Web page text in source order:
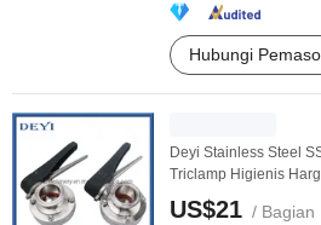
Hubungi
Deyi Stainless Steel
Triclamp Higienis
US$21 / Bagian